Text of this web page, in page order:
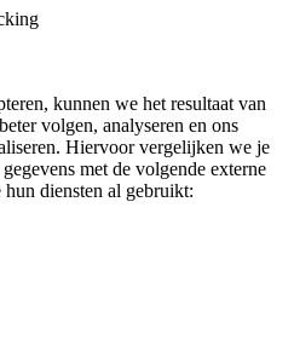
kunnen we het resultaat van
volgen, analyseren en ons
Hiervoor vergelijken we je
met de volgende externe
diensten al gebruikt: